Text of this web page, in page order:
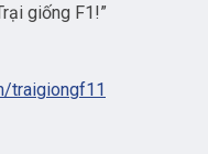
giống F1!”
traigiongf11